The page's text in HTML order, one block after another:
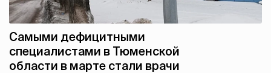
Самыми дефицитными
специалистами в Тюменской
области в марте стали врачи